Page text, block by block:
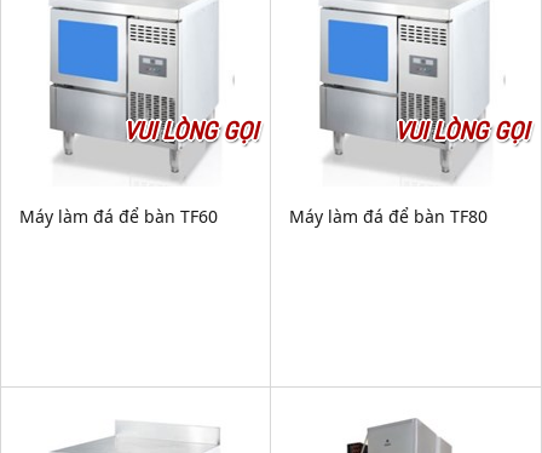
VUI LÒNG GỌI
Máy làm đá để bàn TF60
VUI LÒNG GỌI
Máy làm đá để bàn TF80